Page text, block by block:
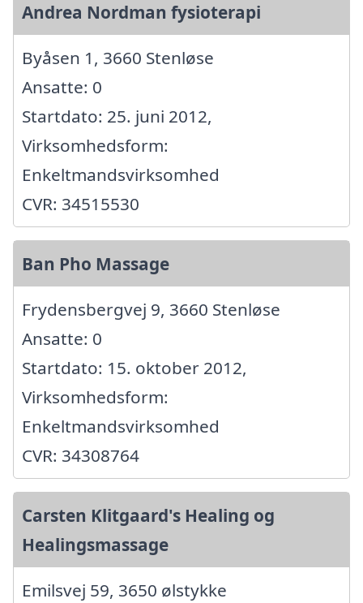
Andrea Nordman fysioterapi
Byåsen 1, 3660 Stenløse
Ansatte: 0
Startdato: 25. juni 2012,
Virksomhedsform:
Enkeltmandsvirksomhed
CVR: 34515530
Ban Pho Massage
Frydensbergvej 9, 3660 Stenløse
Ansatte: 0
Startdato: 15. oktober 2012,
Virksomhedsform:
Enkeltmandsvirksomhed
CVR: 34308764
Carsten Klitgaard's Healing og
Healingsmassage
Emilsvej 59, 3650 ølstykke